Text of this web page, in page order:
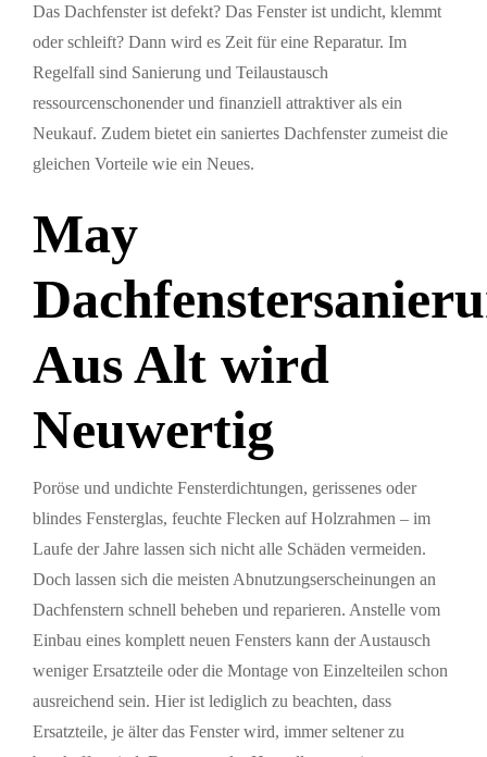
Das Dachfenster ist defekt? Das Fenster ist undicht, klemmt
oder schleift? Dann wird es Zeit für eine Reparatur. Im
Regelfall sind Sanierung und Teilaustausch
ressourcenschonender und finanziell attraktiver als ein
Neukauf. Zudembietet ein saniertes Dachfenster zumeist die
gleichen Vorteile wie ein Neues.
May
Aus Alt wird
Neuwertig
Poröse und undichte Fensterdichtungen, gerissenes oder
blindes Fensterglas, feuchte Flecken auf Holzrahmen – im
Laufe der Jahre lassen sich nicht alle Schäden vermeiden.
Doch lassen sich die meisten Abnutzungserscheinungen an
Dachfenstern schnell beheben und reparieren. Anstelle vom
Einbau eines komplett neuen Fensters kann der Austausch
weniger Ersatzteile oder die Montage von Einzelteilen schon
ausreichend sein. Hier ist lediglich zu beachten, dass
Ersatzteile, je älter das Fenster wird, immer seltener zu